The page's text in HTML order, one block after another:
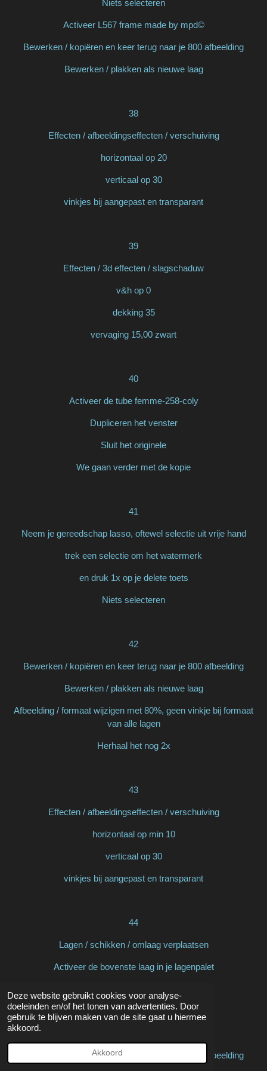
Deze website gebruikt cookies voor analyse-
doeleinden en/of het tonen van advertenties. Door
gebruik te blijven maken van de site gaat u hiermee
akkoord.
Akkoord
Niets selecteren
Activeer L567 frame made by mpd©
Bewerken / kopiëren en keer terug naar je 800 afbeelding
Bewerken / plakken als nieuwe laag
38
Effecten / afbeeldingseffecten / verschuiving
horizontaal op 20
verticaal op 30
vinkjes bij aangepast en transparant
39
Effecten / 3d effecten / slagschaduw
v&h op 0
dekking 35
vervaging 15,00 zwart
40
Activeer de tube femme-258-coly
Dupliceren het venster
Sluit het originele
We gaan verder met de kopie
41
Neem je gereedschap lasso, oftewel selectie uit vrije hand
trek een selectie om het watermerk
en druk 1x op je delete toets
Niets selecteren
42
Bewerken / kopiëren en keer terug naar je 800 afbeelding
Bewerken / plakken als nieuwe laag
Afbeelding / formaat wijzigen met 80%, geen vinkje bij formaat
van alle lagen
Herhaal het nog 2x
43
Effecten / afbeeldingseffecten / verschuiving
horizontaal op min 10
verticaal op 30
vinkjes bij aangepast en transparant
44
Lagen / schikken / omlaag verplaatsen
Activeer de bovenste laag in je lagenpalet
45
Bewerken / kopiëren en keer terug naar je 800 afbeelding